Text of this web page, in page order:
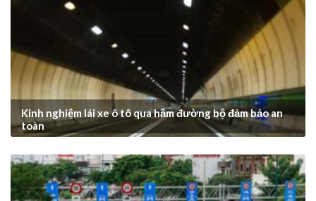
Kinh nghiệm lái xe ô tô qua hầm đường bộ đảm bảo an
toàn